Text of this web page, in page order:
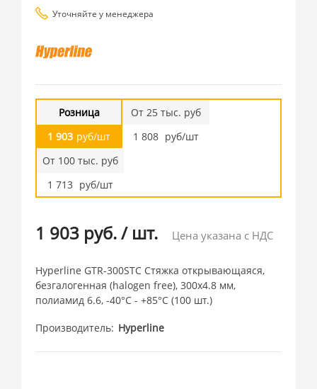
Уточняйте у менеджера
Розница
1 903 руб/шт
От 25 тыс. руб
1 808 руб/шт
От 100 тыс. руб
1 713 руб/шт
1 903 руб./ шт. Цена указана с НДС
Hyperline GTR-300STC Стяжка открывающаяся,
безгалогенная (halogen free), 300x4.8 мм,
полиамид 6.6, -40°C - +85°C (100 шт.)
Производитель Hyperline